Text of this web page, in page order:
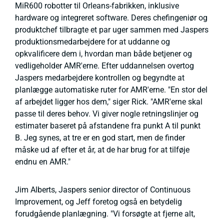
MiR600 robotter til Orleans-fabrikken, inklusive
hardware og integreret software. Deres chefingeniør og
produktchef tilbragte et par uger sammen med Jaspers
produktionsmedarbejdere for at uddanne og
opkvalificere dem i, hvordan man både betjener og
vedligeholder AMR'erne. Efter uddannelsen overtog
Jaspers medarbejdere kontrollen og begyndte at
planlægge automatiske ruter for AMR'erne. "En stor del
af arbejdet ligger hos dem," siger Rick. "AMR'erne skal
passe til deres behov. Vi giver nogle retningslinjer og
estimater baseret på afstandene fra punkt A til punkt
B. Jeg synes, at tre er en god start, men de finder
måske ud af efter et år, at de har brug for at tilføje
endnu en AMR."
Jim Alberts, Jaspers senior director of Continuous
Improvement, og Jeff foretog også en betydelig
forudgående planlægning. "Vi forsøgte at fjerne alt,